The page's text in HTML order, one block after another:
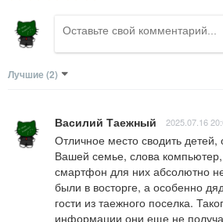
Лучшие (2)
Василий Таежный 2025.07.16
Отличное место сводить детей,
Вашей семье, слова
смартфон для них абсолютно
были в восторге, а особенно
гости из таежного поселка.
информации они еще не